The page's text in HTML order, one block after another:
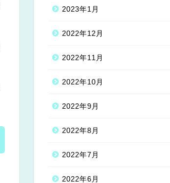
2023年1月
2022年12月
2022年11月
2022年10月
2022年9月
2022年8月
2022年7月
2022年6月